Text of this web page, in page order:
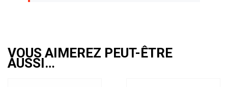
VOUS AIMEREZ PEUT-ÊTRE
AUSSI…